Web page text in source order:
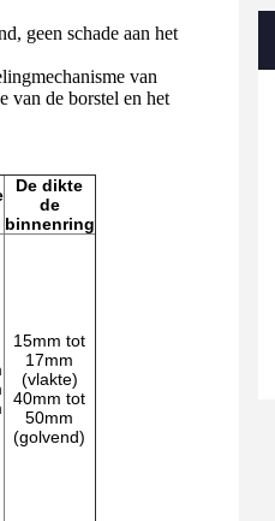
geen schade aan het
van
van de borstel en het
De dikte
de
binnenring
15mm tot
17mm
(vlakte)
40mm tot
50mm
(golvend)